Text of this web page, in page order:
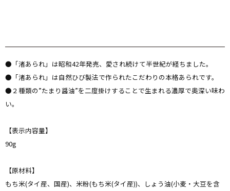
●「渚あられ」は昭和42年発売、愛され続けて半世紀が経ちました。
●「渚あられ」は自然ひび製法で作られたこだわりの本格あられです。
●２種類の”たまり醤油”を二度掛けすることで生まれる濃厚で奥深い味わ
い。
【表示内容量】
90g
【原材料】
もち米(タイ産、国産)、米粉(もち米(タイ産))、しょう油(小麦・大豆を含